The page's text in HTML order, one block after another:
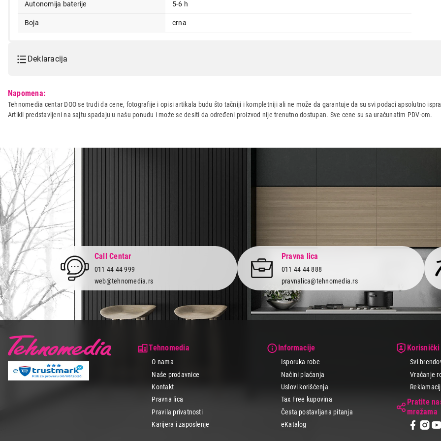
Autonomija baterije 5-6 h
Boja crna
Deklaracija
Naziv i vrsta robe:
ZVUCNIK
Uvoznik:
Vitel
Napomena:
Tehnomedia centar DOO se trudi da cene, fotografije i opisi artikala budu što tačniji i kompletniji ali ne može da garantuje da su svi podaci apsolutno
Artikli predstavljeni na sajtu spadaju u našu ponudu i može se desiti da određeni proizvod nije trenutno dostupan. Sve cene su sa uračunatim PDV-om.
Call Centar
011 44 44 999
web@tehnomedia.rs
Pravna lica
011 44 44 888
pravnalica@tehnomedia.rs
Tehnomedia
O nama
Naše prodavnice
Kontakt
Pravna lica
Pravila privatnosti
Karijera i zaposlenje
Informacije
Isporuka robe
Načini plaćanja
Uslovi korišćenja
Tax Free kupovina
Česta postavljana pitanja
eKatalog
Svi
Vraćanje
Pratite
mrežama